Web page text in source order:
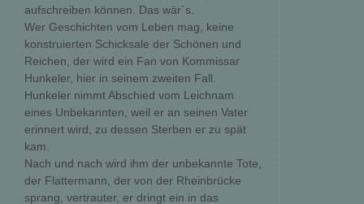
aufschreiben können. Das wär´s.
Wer Geschichten vom Leben mag, keine
konstruierten Schicksale der Schönen und
Reichen, der wird ein Fan von Kommissar
Hunkeler, hier in seinem zweiten Fall.
Hunkeler nimmt Abschied vom Leichnam
eines Unbekannten, weil er an seinen Vater
erinnert wird, zu dessen Sterben er zu spät
kam.
Nach und nach wird ihm der unbekannte Tote,
der Flattermann, der von der Rheinbrücke
sprang, vertrauter, er dringt ein in das